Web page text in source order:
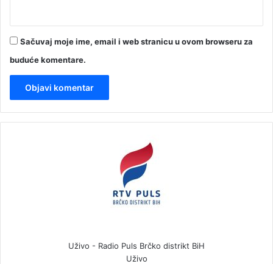
Sačuvaj moje ime, email i web stranicu u ovom browseru za
buduće komentare.
Uživo - Radio Puls Brčko distrikt BiH
Uživo